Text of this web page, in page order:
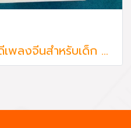
วีซีดีเพลงจีนสำหรับเด็ก 6 แผ่น รวม 175 เพลง